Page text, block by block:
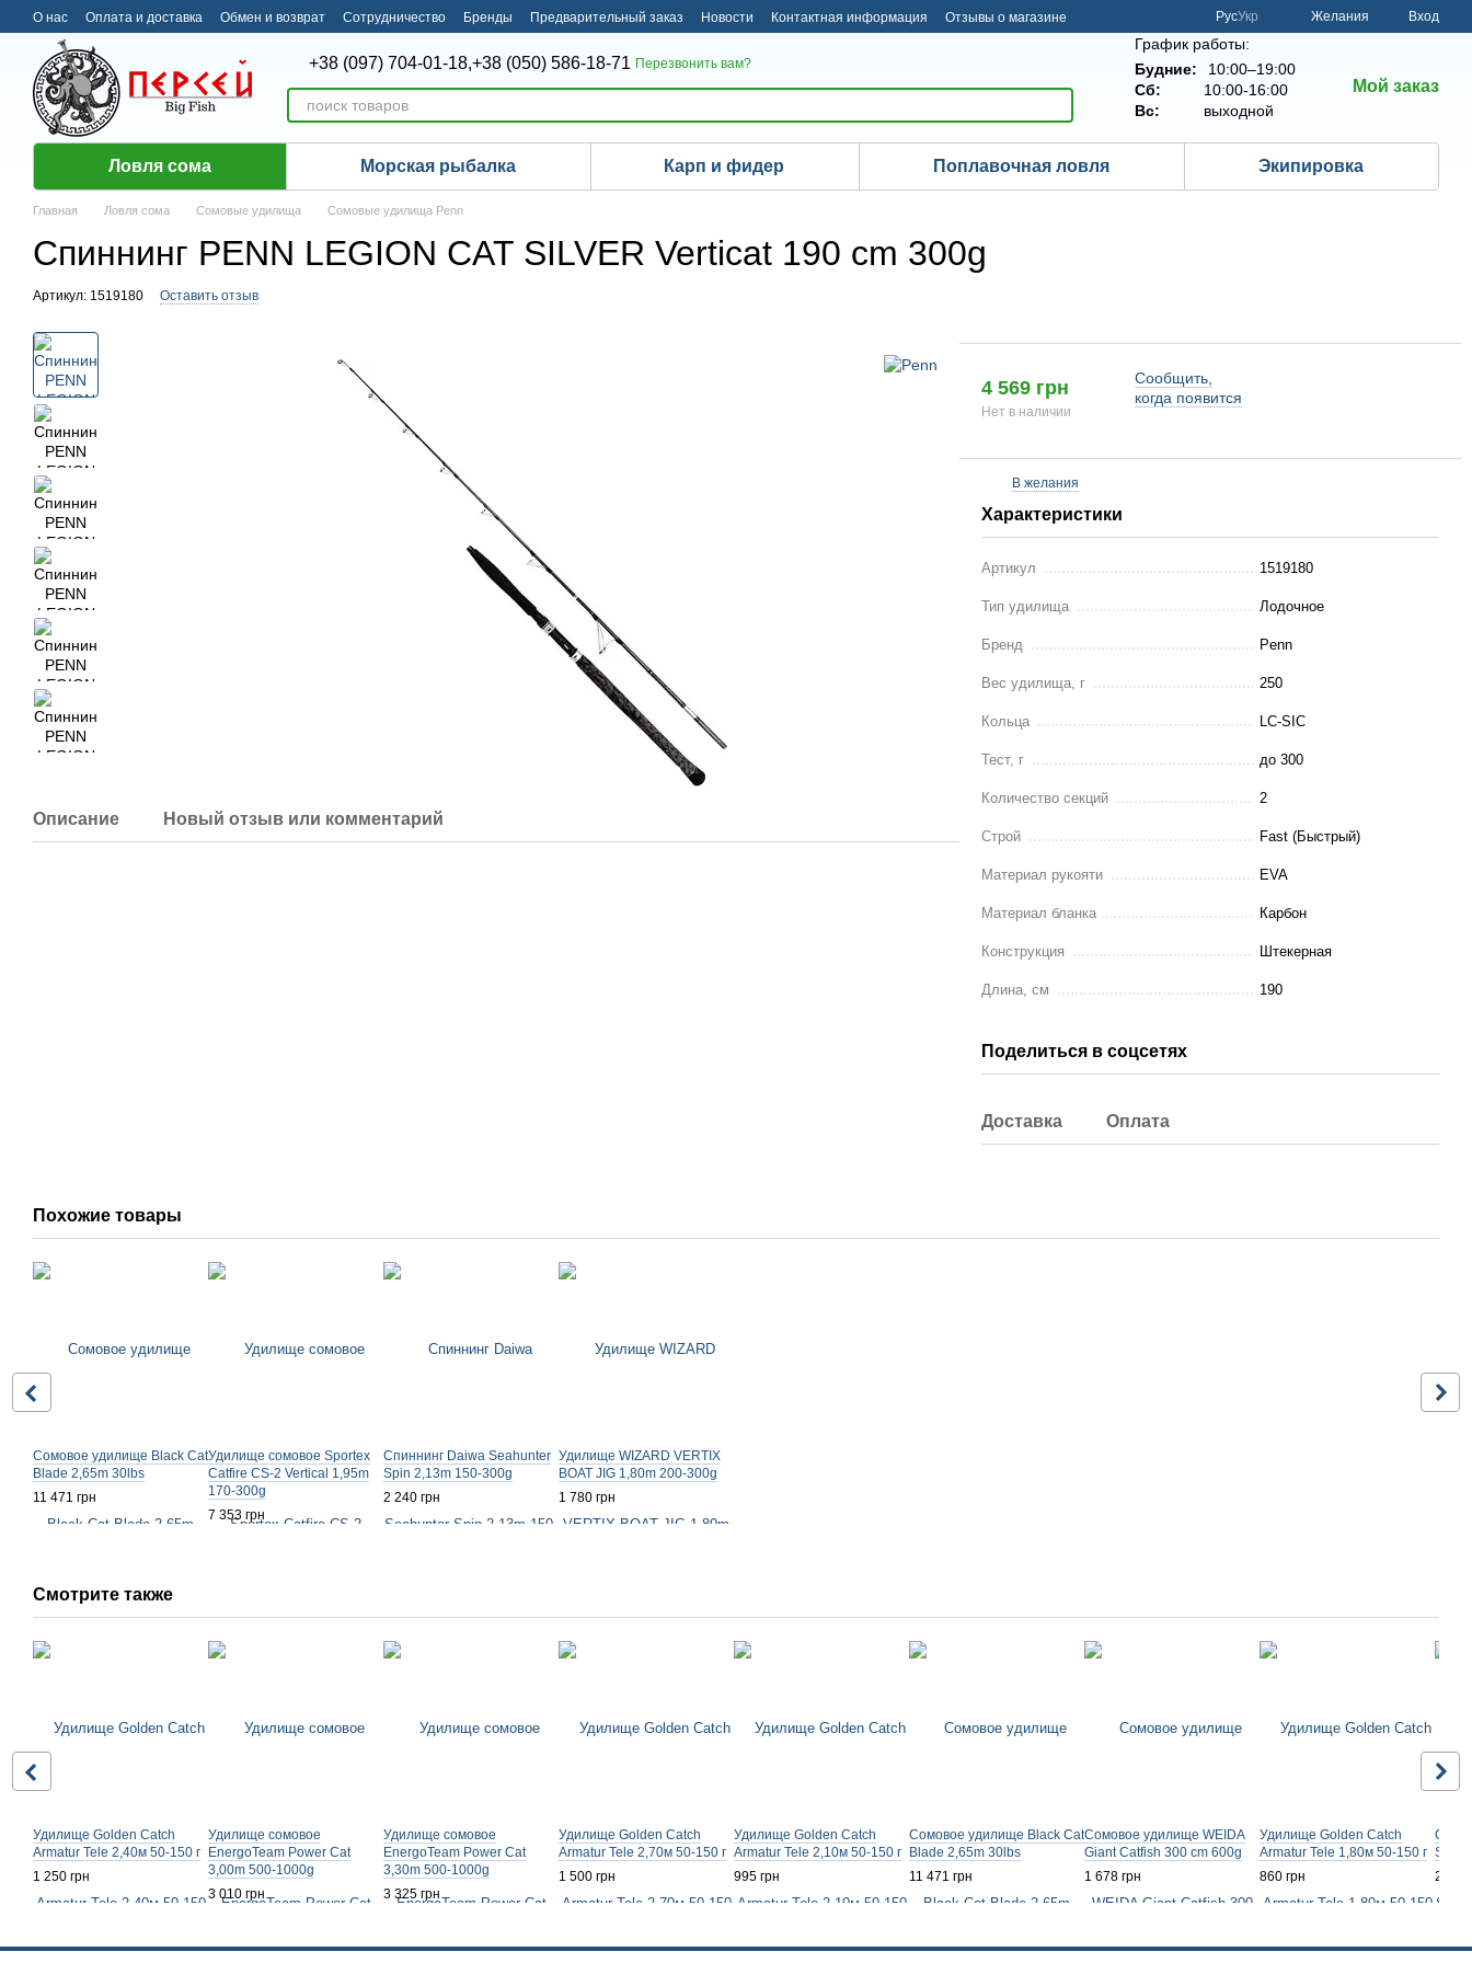
Перейти к основному контенту
О нас Оплата и доставка Обмен и возврат Сотрудничество Бренды Предварительный заказ Новости Контактная информация Отзывы о магазине РусУкр Желания Вход
+38 (097) 704-01-18,+38 (050) 586-18-71 Перезвонить вам?
График работы:
Будние:
10:00–19:00
Сб:
10:00-16:00
Вс:
выходной
Мой заказ
Ловля сома Морская рыбалка Карп и фидер Поплавочная ловля Экипировка
Главная Ловля сома Сомовые удилища Сомовые удилища Penn
Спиннинг PENN LEGION CAT SILVER Verticat 190 cm 300g
Артикул: 1519180 Оставить отзыв
Описание Новый отзыв или комментарий
4 569 грн
Нет в наличии
Сообщить,
когда появится
В желания
Характеристики
Артикул 1519180
Тип удилища Лодочное
Бренд Penn
Вес удилища, г 250
Кольца LC-SIC
Тест, г до 300
Количество секций 2
Строй Fast (Быстрый)
Материал рукояти EVA
Материал бланка Карбон
Конструкция Штекерная
Длина, см 190
Поделиться в соцсетях
Доставка Оплата
Похожие товары
Сомовое удилище Black Cat
Blade 2,65m 30lbs
11 471 грн
Удилище сомовое Sportex
Catfire CS-2 Vertical 1,95m
170-300g
7 353 грн
Спиннинг Daiwa Seahunter
Spin 2,13m 150-300g
2 240 грн
Удилище WIZARD VERTIX
BOAT JIG 1,80m 200-300g
1 780 грн
Смотрите также
Удилище Golden Catch
Armatur Tele 2,40м 50-150 г
1 250 грн
Удилище сомовое
EnergoTeam Power Cat
3,00m 500-1000g
3 010 грн
Удилище сомовое
EnergoTeam Power Cat
3,30m 500-1000g
3 325 грн
Удилище Golden Catch
Armatur Tele 2,70м 50-150 г
1 500 грн
Удилище Golden Catch
Armatur Tele 2,10м 50-150 г
995 грн
Сомовое удилище Black Cat
Blade 2,65m 30lbs
11 471 грн
Сомовое удилище WEIDA
Giant Catfish 300 cm 600g
1 678 грн
Удилище Golden Catch
Armatur Tele 1,80м 50-150 г
860 грн
Spin
2 240